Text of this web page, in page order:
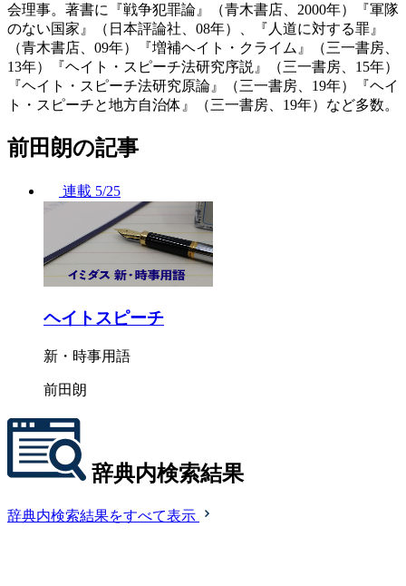
会理事。著書に『戦争犯罪論』（青木書店、2000年）『軍隊
のない国家』（日本評論社、08年）、『人道に対する罪』
（青木書店、09年）『増補ヘイト・クライム』（三一書房、
13年）『ヘイト・スピーチ法研究序説』（三一書房、15年）
『ヘイト・スピーチ法研究原論』（三一書房、19年）『ヘイ
ト・スピーチと地方自治体』（三一書房、19年）など多数。
前田朗の記事
連載 5/25
ヘイトスピーチ
新・時事用語
前田朗
辞典内検索結果
辞典内検索結果をすべて表示